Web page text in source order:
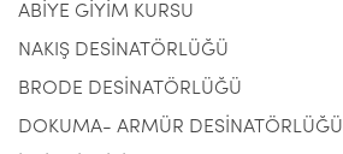
ABİYE GİYİM KURSU
NAKIŞ DESİNATÖRLÜĞÜ
BRODE DESİNATÖRLÜĞÜ
DOKUMA- ARMÜR DESİNATÖRLÜĞÜ